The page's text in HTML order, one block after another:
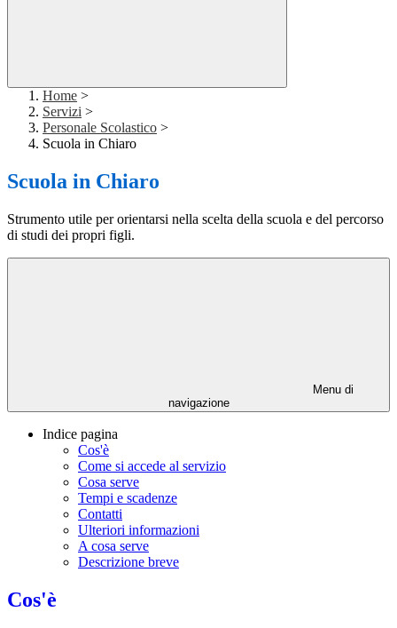
Home >
Servizi >
Personale Scolastico >
Scuola in Chiaro
Scuola in Chiaro
Strumento utile per orientarsi nella scelta della scuola e del percorso
di studi dei propri figli.
Menu di
navigazione
Indice pagina
Cos'è
Come si accede al servizio
Cosa serve
Tempi e scadenze
Contatti
Ulteriori informazioni
A cosa serve
Descrizione breve
Cos'è